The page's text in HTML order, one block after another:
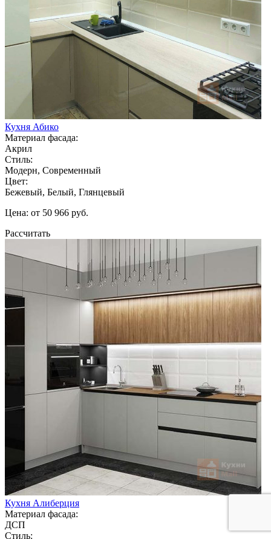
Кухня Абико
Материал фасада:
Акрил
Стиль:
Модерн, Современный
Цвет:
Бежевый, Белый, Глянцевый
Цена: от 50 966 руб.
Рассчитать
Кухня Алиберция
Материал фасада:
ДСП
Стиль: